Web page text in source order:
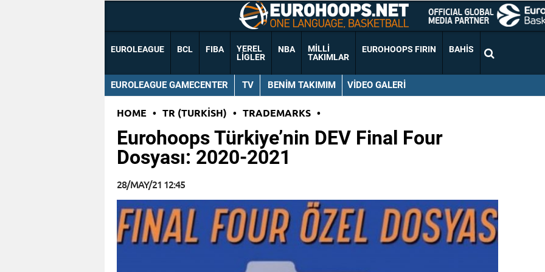
EUROLEAGUE BCL FIBA
YEREL
LIGLER
NBA
MILLI
TAKIMLAR
EUROHOOPS FIRIN BAHIS
EUROLEAGUE GAMECENTER TV BENIM TAKIMIM VIDEO GALERI
HOME • TR (TURKISH) • TRADEMARKS •
Eurohoops Türkiye’nin DEV Final Four
Dosyası: 2020-2021
28/MAY/21 12:45